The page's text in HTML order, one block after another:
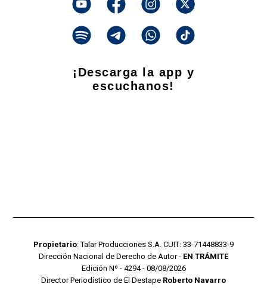
¡Descarga la app y
escuchanos!
Propietario: Talar Producciones S.A. CUIT: 33-71448833-9
Dirección Nacional de Derecho de Autor - EN TRÁMITE
Edición Nº - 4294 - 08/08/2026
Director Periodístico de El Destape Roberto Navarro